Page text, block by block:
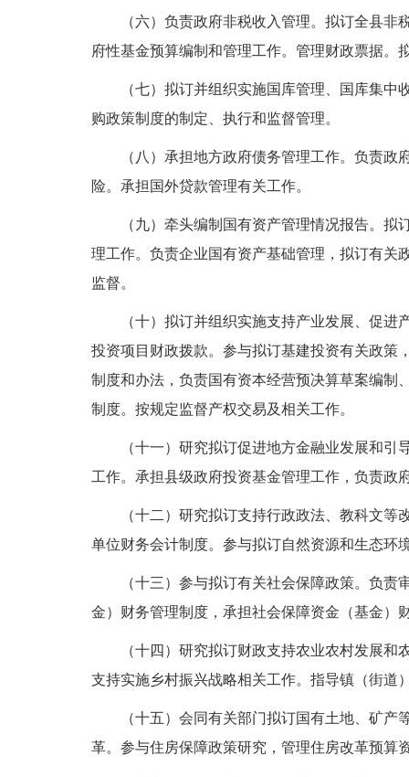
（六）负责政府非税收入管理。拟订全县
府性基金预算编制和管理工作。管理财政票据。
（七）拟订并组织实施国库管理、国库集
购政策制度的制定、执行和监督管理。
（八）承担地方政府债务管理工作。负责
险。承担国外贷款管理有关工作。
（九）牵头编制国有资产管理情况报告。
理工作。负责企业国有资产基础管理，拟订有关
监督。
（十）拟订并组织实施支持产业发展、促
投资项目财政拨款。参与拟订基建投资有关政策
制度和办法，负责国有资本经营预决算草案编制
制度。按规定监督产权交易及相关工作。
（十一）研究拟订促进地方金融业发展和
工作。承担县级政府投资基金管理工作，负责政
（十二）研究拟订支持行政政法、教科文
单位财务会计制度。参与拟订自然资源和生态环
（十三）参与拟订有关社会保障政策。负
金）财务管理制度，承担社会保障资金（基金）
（十四）研究拟订财政支持农业农村发展
支持实施乡村振兴战略相关工作。指导镇（街道
（十五）会同有关部门拟订国有土地、矿
革。参与住房保障政策研究，管理住房改革预算